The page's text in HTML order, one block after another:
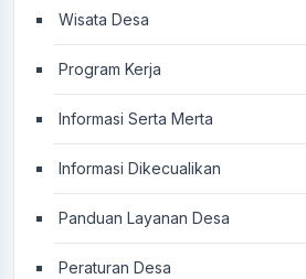
Wisata Desa
Program Kerja
Informasi Serta Merta
Informasi Dikecualikan
Panduan Layanan Desa
Peraturan Desa